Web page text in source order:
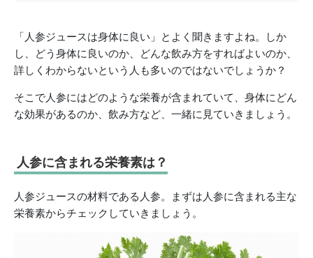
「人参ジュースは身体に良い」とよく聞きますよね。しか
し、どう身体に良いのか、どんな飲み方をすればよいのか、
詳しくわからないという人も多いのではないでしょうか？
そこで人参にはどのような栄養が含まれていて、身体にどん
な効果があるのか、飲み方など、一緒に見ていきましょう。
人参に含まれる栄養素は？
人参ジュースの材料である人参。まずは人参に含まれる主な
栄養素からチェックしていきましょう。